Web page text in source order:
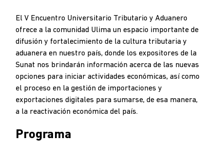
El V Encuentro Universitario Tributario y Aduanero
ofrece a la comunidad Ulima un espacio importante de
difusión y fortalecimiento de la cultura tributaria y
aduanera en nuestro país, donde los expositores de la
Sunat nos brindarán información acerca de las nuevas
opciones para iniciar actividades económicas, así como
el proceso en la gestión de importaciones y
exportaciones digitales para sumarse, de esa manera,
a la reactivación económica del país.
Programa